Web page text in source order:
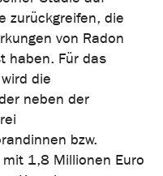
zurückgreifen, die
von Radon
haben. Für das
die
neben der
bzw.
1,8 Millionen Euro